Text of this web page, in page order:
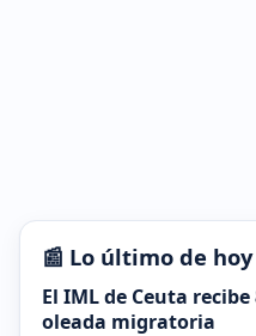
📰 Lo último de hoy
El IML de Ceuta
oleada migratoria